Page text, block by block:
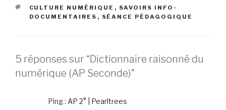
ÉTIQUETTES
CULTURE NUMÉRIQUE , SAVOIRS INFO-
DOCUMENTAIRES , SÉANCE PÉDAGOGIQUE
5 réponses sur “Dictionnaire raisonné du
numérique (AP Seconde)”
Ping : AP 2° | Pearltrees